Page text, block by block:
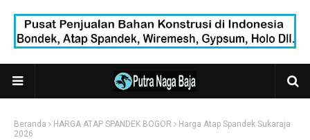
Beranda HARGA ATAP SPANDEK BOGOR
Harga Atap Spandek Sukaraja
2026